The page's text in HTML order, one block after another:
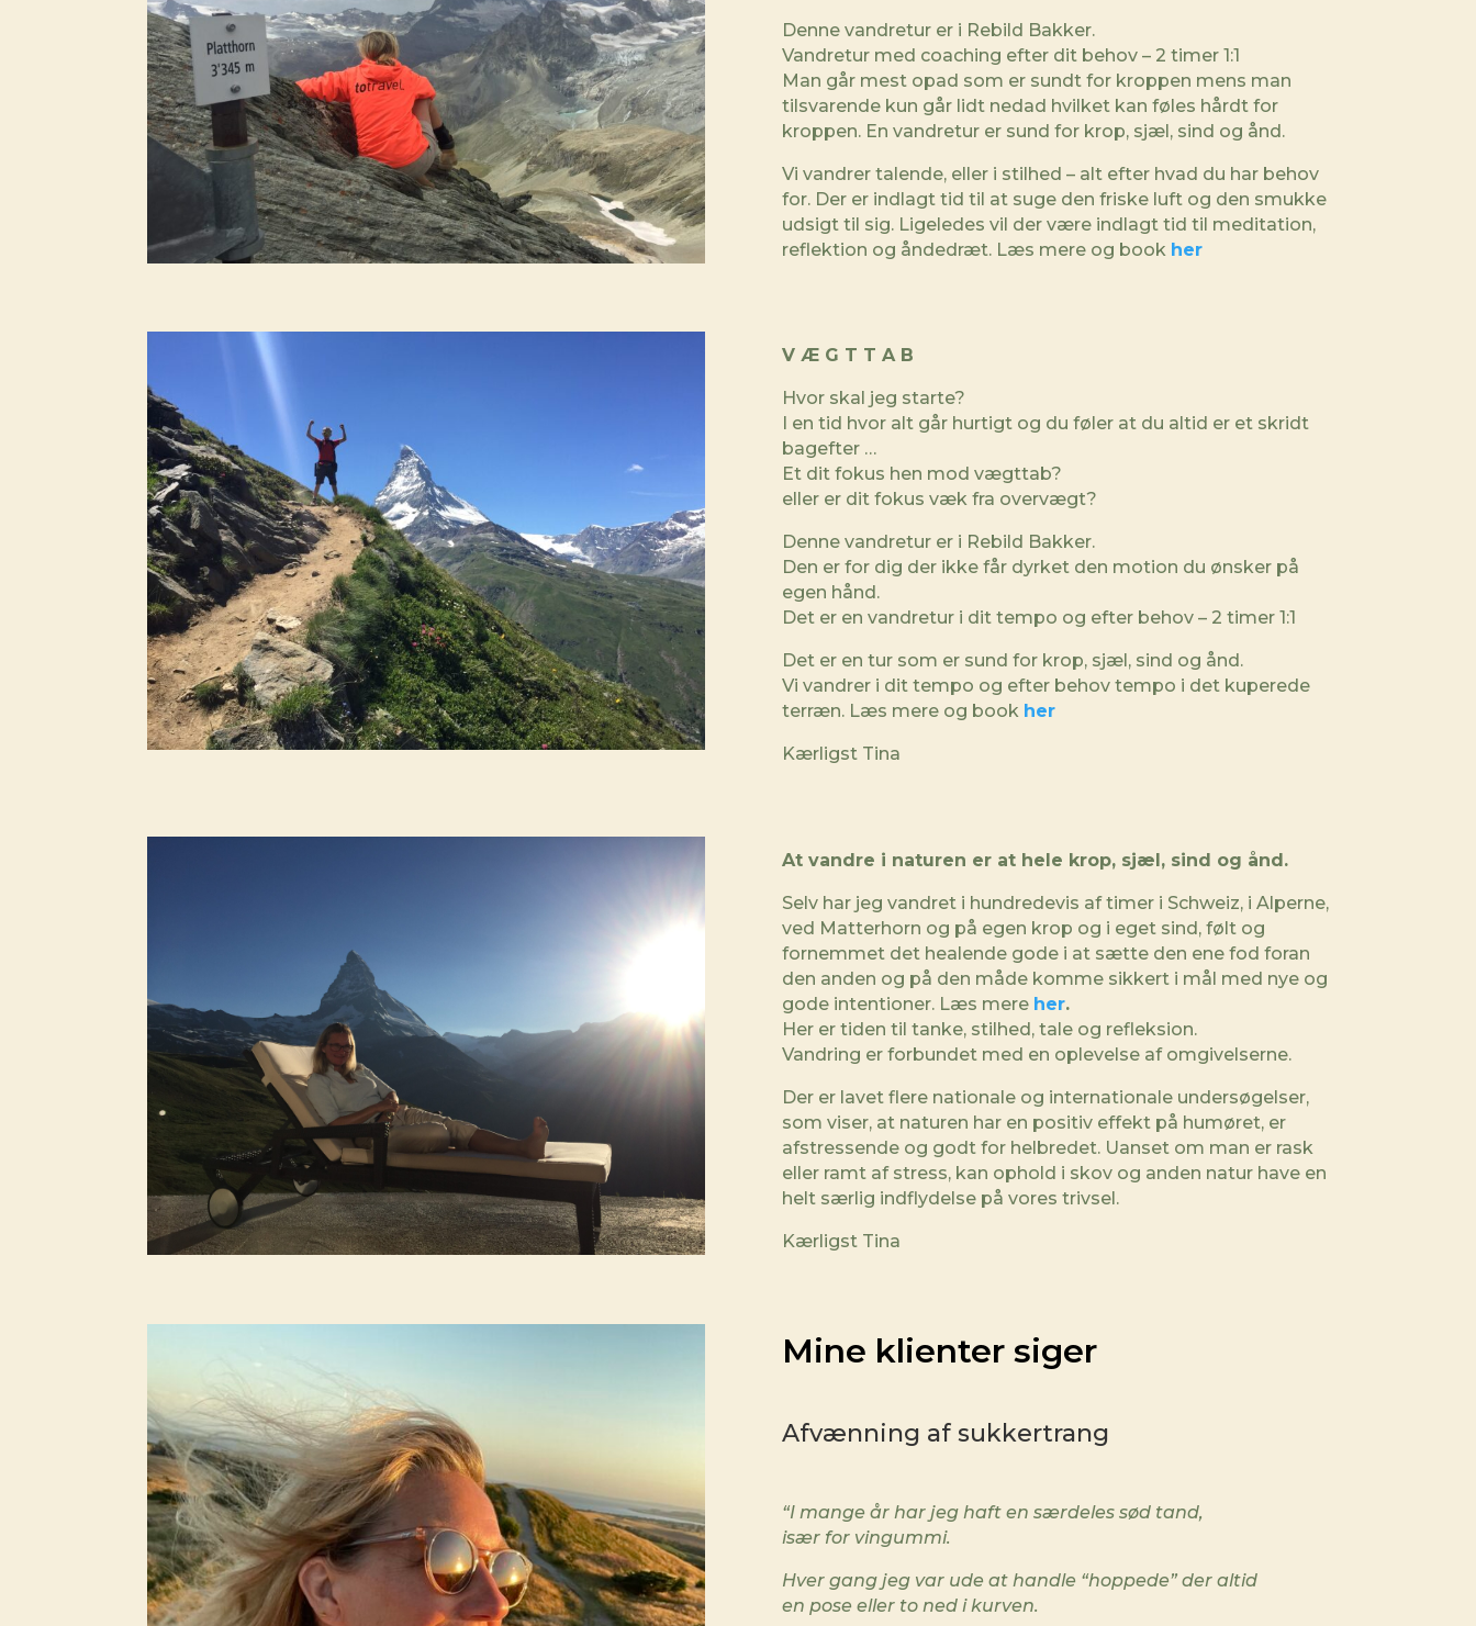
Denne vandretur er i Rebild Bakker.
Vandretur med coaching efter dit behov – 2 timer 1:1
Man går mest opad som er sundt for kroppen mens man
tilsvarende kun går lidt nedad hvilket kan føles hårdt for
kroppen. En vandretur er sund for krop, sjæl, sind og ånd.
Vi vandrer talende, eller i stilhed – alt efter hvad du har behov
for. Der er indlagt tid til at suge den friske luft og den smukke
udsigt til sig. Ligeledes vil der være indlagt tid til meditation,
reflektion og åndedræt. Læs mere og book her
V Æ G T T A B
Hvor skal jeg starte?
I en tid hvor alt går hurtigt og du føler at du altid er et skridt
bagefter …
Et dit fokus hen mod vægttab?
eller er dit fokus væk fra overvægt?
Denne vandretur er i Rebild Bakker.
Den er for dig der ikke får dyrket den motion du ønsker på
egen hånd.
Det er en vandretur i dit tempo og efter behov – 2 timer 1:1
Det er en tur som er sund for krop, sjæl, sind og ånd.
Vi vandrer i dit tempo og efter behov tempo i det kuperede
terræn. Læs mere og book her
Kærligst Tina
At vandre i naturen er at hele krop, sjæl, sind og ånd.
Selv har jeg vandret i hundredevis af timer i Schweiz, i Alperne,
ved Matterhorn og på egen krop og i eget sind, følt og
fornemmet det healende gode i at sætte den ene fod foran
den anden og på den måde komme sikkert i mål med nye og
gode intentioner. Læs mere her.
Her er tiden til tanke, stilhed, tale og refleksion.
Vandring er forbundet med en oplevelse af omgivelserne.
Der er lavet flere nationale og internationale undersøgelser,
som viser, atnaturen har en positiv effekt på humøret, er
afstressende og godt for helbredet. Uanset om man er rask
eller ramt af stress, kan ophold i skov og anden natur have en
helt særlig indflydelse på vores trivsel.
Kærligst Tina
Mine klienter siger
Afvænning af sukkertrang
“I mange år har jeg haft en særdeles sød tand,
især for vingummi.
Hver gang jeg var ude at handle “hoppede” der altid
en pose eller to ned i kurven.